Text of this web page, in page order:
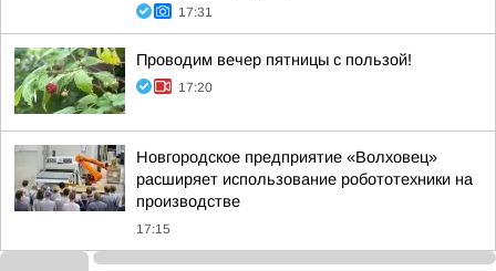
17:31
Проводим вечер пятницы с пользой!
17:20
Новгородское предприятие «Волховец»
расширяет использование робототехники на
производстве
17:15